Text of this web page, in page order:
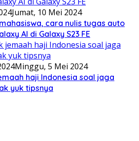
Jumat, 10 Mei 2024
cara nulis tugas auto
AI di Galaxy S23 FE
Minggu, 5 Mei 2024
haji Indonesia soal jaga
yuk tipsnya